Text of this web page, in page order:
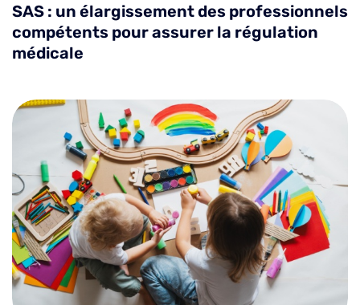
SAS : un élargissement des professionnels
compétents pour assurer la régulation
médicale